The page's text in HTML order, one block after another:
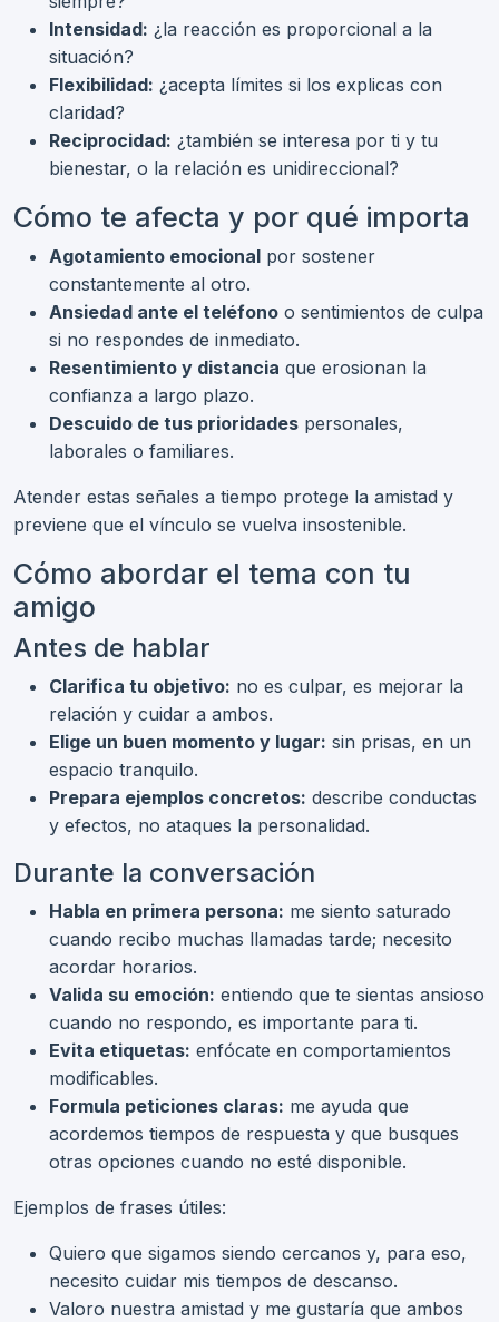
Intensidad: ¿la reacción es proporcional a la
situación?
Flexibilidad: ¿acepta límites si los explicas con
claridad?
Reciprocidad: ¿también se interesa por ti y tu
bienestar, o la relación es unidireccional?
Cómo te afecta y por qué importa
Agotamiento emocional por sostener
constantemente al otro.
Ansiedad ante el teléfono o sentimientos de culpa
si no respondes de inmediato.
Resentimiento y distancia que erosionan la
confianza a largo plazo.
Descuido de tus prioridades personales,
laborales o familiares.
Atender estas señales a tiempo protege la amistad y
previene que el vínculo se vuelva insostenible.
Cómo abordar el tema con tu
amigo
Antes de hablar
Clarifica tu objetivo: no es culpar, es mejorar la
relación y cuidar a ambos.
Elige un buen momento y lugar: sin prisas, en un
espacio tranquilo.
Prepara ejemplos concretos: describe conductas
y efectos, no ataques la personalidad.
Durante la conversación
Habla en primera persona: me siento saturado
cuando recibo muchas llamadas tarde; necesito
acordar horarios.
Valida su emoción: entiendo que te sientas ansioso
cuando no respondo, es importante para ti.
Evita etiquetas: enfócate en comportamientos
modificables.
Formula peticiones claras: me ayuda que
acordemos tiempos de respuesta y que busques
otras opciones cuando no esté disponible.
Ejemplos de frases útiles:
Quiero que sigamos siendo cercanos y, para eso,
necesito cuidar mis tiempos de descanso.
Valoro nuestra amistad y me gustaría que ambos